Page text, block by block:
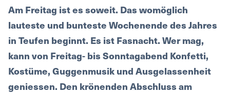
Am Freitag ist es soweit. Das womöglich
lauteste und bunteste Wochenende des Jahres
in Teufen beginnt. Es ist Fasnacht. Wer mag,
kann von Freitag- bis Sonntagabend Konfetti,
Kostüme, Guggenmusik und Ausgelassenheit
geniessen. Den krönenden Abschluss am